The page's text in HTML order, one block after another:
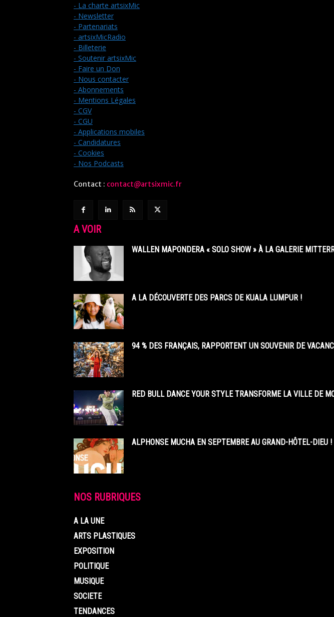
- La charte artsixMic
- Newsletter
- Partenariats
- artsixMicRadio
- Billeterie
- Soutenir artsixMic
- Faire un Don
- Nous contacter
- Abonnements
- Mentions Légales
- CGV
- CGU
- Applications mobiles
- Candidatures
- Cookies
- Nos Podcasts
Contact : contact@artsixmic.fr
A VOIR
WALLEN MAPONDERA « SOLO SHOW » À LA GALERIE
A LA DÉCOUVERTE DES PARCS DE KUALA LUMPUR !
94 % DES FRANÇAIS, RAPPORTENT UN SOUVENIR DE
RED BULL DANCE YOUR STYLE TRANSFORME LA VILLE DE
ALPHONSE MUCHA EN SEPTEMBRE AU GRAND-HÔTEL-DIEU !
NOS RUBRIQUES
A LA UNE
ARTS PLASTIQUES
EXPOSITION
POLITIQUE
MUSIQUE
SOCIETE
TENDANCES